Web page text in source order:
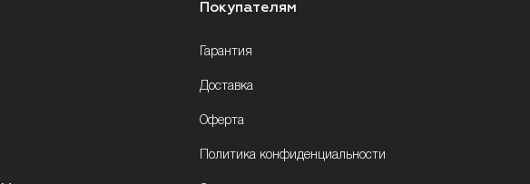
Покупателям
Гарантия
Доставка
Оферта
Политика конфиденциальности